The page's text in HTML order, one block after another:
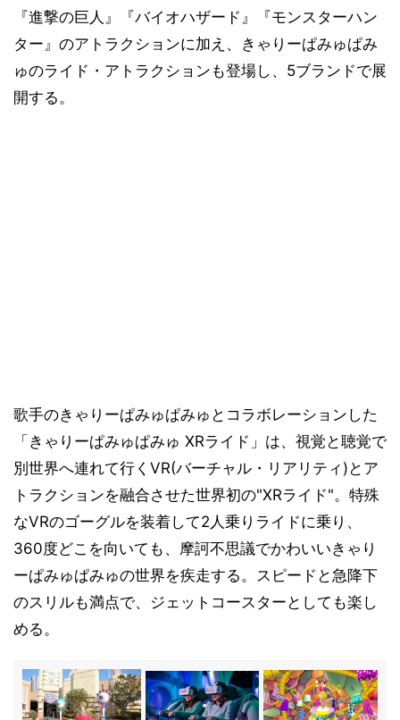
『進撃の巨人』『バイオハザード』『モンスターハン
ター』のアトラクションに加え、きゃりーぱみゅぱみ
ゅのライド・アトラクションも登場し、5ブランドで展
開する。
歌手のきゃりーぱみゅぱみゅとコラボレーションした
「きゃりーぱみゅぱみゅ XRライド」は、視覚と聴覚で
別世界へ連れて行くVR(バーチャル・リアリティ)とア
トラクションを融合させた世界初の"XRライド"。特殊
なVRのゴーグルを装着して2人乗りライドに乗り、
360度どこを向いても、摩訶不思議でかわいいきゃり
ーぱみゅぱみゅの世界を疾走する。スピードと急降下
のスリルも満点で、ジェットコースターとしても楽し
める。